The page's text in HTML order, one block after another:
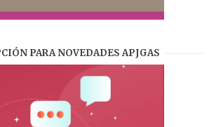
PARA NOVEDADES APJGAS